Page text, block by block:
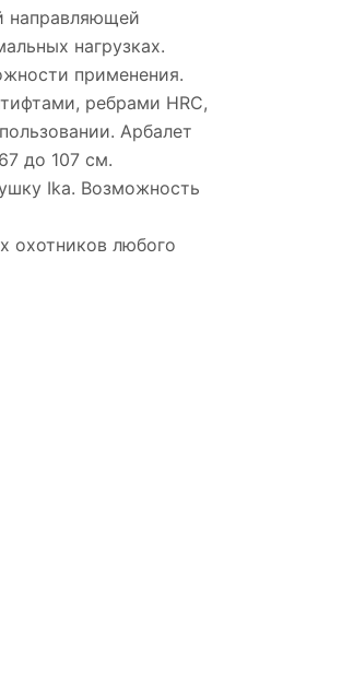
направляющей
нагрузках.
применения.
ребрами HRC,
Арбалет
до 107 см.
Ika. Возможность
охотников любого